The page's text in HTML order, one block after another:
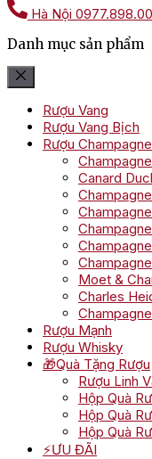
Hà Nội
Danh mục sản phẩm
Rượu Vang
Rượu Vang Bịch
Rượu Champagne
Canard
Moet &
Charles
Rượu Mạnh
Rượu Whisky
🎁Quà Tặng Rượu
Rượu Linh
Hộp Quà
Hộp Quà
Hộp Quà
⚡ƯU ĐÃI